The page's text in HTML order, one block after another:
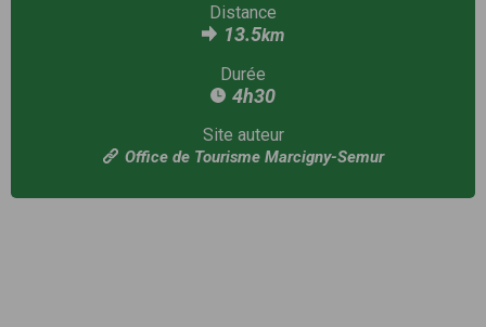
Distance
13.5km
Durée
4h30
Site auteur
Office de Tourisme Marcigny-Semur